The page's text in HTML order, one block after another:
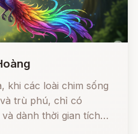
khi các loài chim sống
trù phú, chỉ có
dành thời gian tích